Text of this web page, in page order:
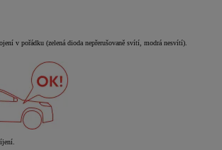
v pořádku (zelená dioda nepřerušovaně svítí, modrá nesvítí).